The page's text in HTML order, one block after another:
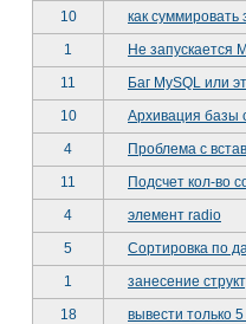
10
как суммировать
1
Не запускается
11
Баг MySQL или
10
Архивация базы
4
Проблема с
11
Подсчет кол-во
4
элемент radio
5
Сортировка по
1
занесение
18
вывести только